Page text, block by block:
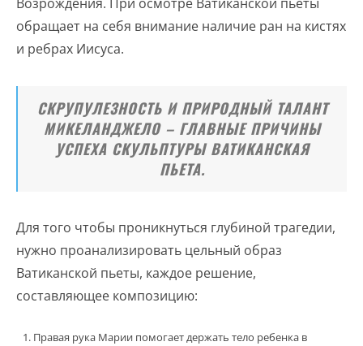
обращает на себя внимание наличие ран на кистях
и ребрах Иисуса.
СКРУПУЛЕЗНОСТЬ И ПРИРОДНЫЙ ТАЛАНТ
МИКЕЛАНДЖЕЛО – ГЛАВНЫЕ ПРИЧИНЫ
УСПЕХА СКУЛЬПТУРЫ ВАТИКАНСКАЯ
ПЬЕТА.
Для того чтобы проникнуться глубиной трагедии,
нужно проанализировать цельный образ
Ватиканской пьеты, каждое решение,
составляющее композицию:
Правая рука Марии помогает держать тело ребенка в